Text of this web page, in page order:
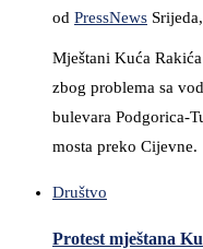
od PressNews
Mještani Kuća
zbog problema sa
bulevara Podgorica-
mosta preko Cijevne.
Društvo
Protest mještana